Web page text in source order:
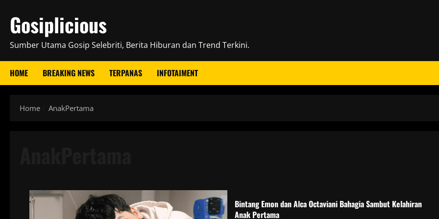
content
Gosiplicious
Sumber Utama Gosip Selebriti, Berita Hiburan dan Trend Terkini.
HOME BREAKING NEWS TERPANAS INFOTAIMENT
Home AnakPertama
Bintang Emon dan Alca Octaviani Bahagia Sambut Kelahiran
Anak Pertama